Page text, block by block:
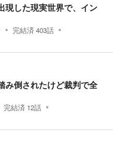
現した現実世界で、イン
完結済 403話
み倒されたけど裁判で全
完結済 12話